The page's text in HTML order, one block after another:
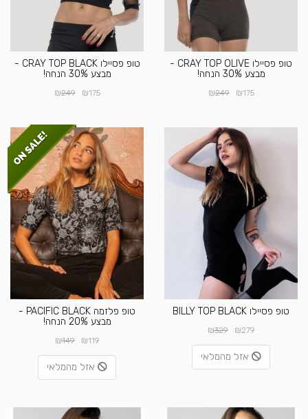
טופ פסיילו CRAY TOP OLIVE -
מבצע 30% הנחה!
₪175
₪249
טופ פסיילו CRAY TOP BLACK -
מבצע 30% הנחה!
₪175
₪249
טופ פסיילו BILLY TOP BLACK
₪279
₪329
אזל מהמלאי
טופ פלזמה PACIFIC BLACK -
מבצע 20% הנחה!
₪119
₪149
אזל מהמלאי